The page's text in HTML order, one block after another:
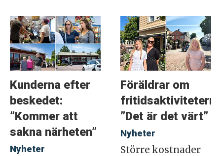
Kunderna efter
beskedet:
”Kommer att
sakna närheten”
Nyheter
Föräldrar om
”Det är det värt”
Nyheter
Större kostnader